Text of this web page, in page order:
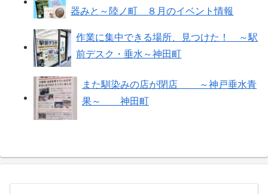
器みと～陸ノ町 ８月のイベント情報
作業に集中できる場所、見つけた！ ～駅
前デスク・垂水～神田町
また馴染みの店が閉店 ～神戸垂水青
果～ 神田町